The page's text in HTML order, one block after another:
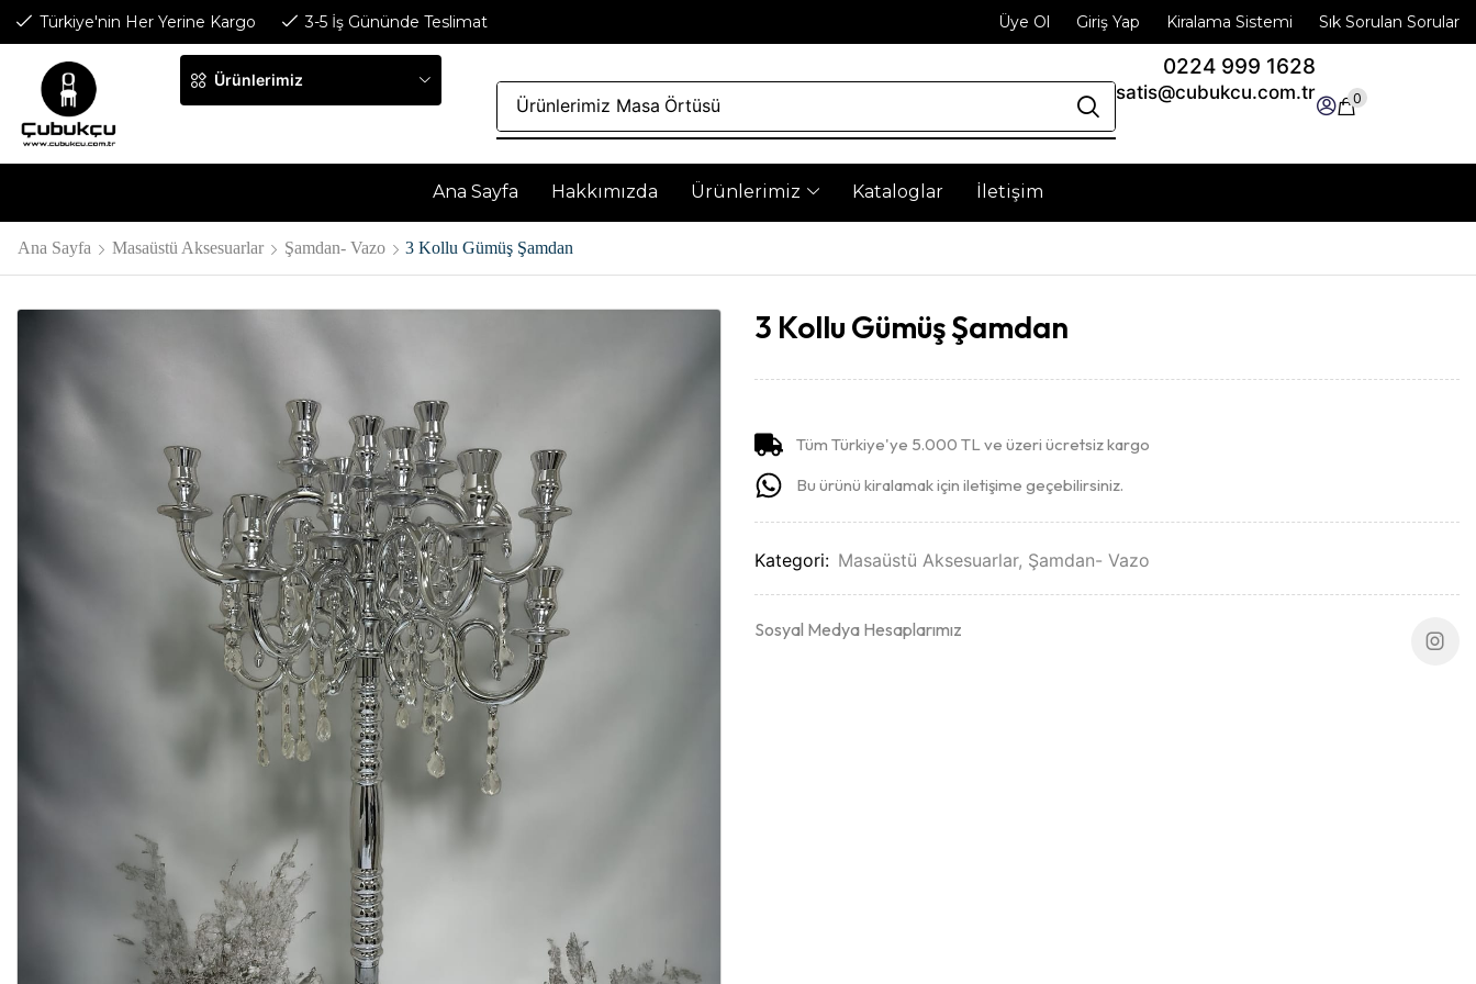
Türkiye'nin Her Yerine Kargo 3-5 İş Gününde Teslimat Üye Ol Giriş Yap Kiralama Sistemi Sık Sorulan Sorular
Ürünlerimiz
Ürünlerimiz Masa Örtüsü
0224 999 1628
satis@cubukcu.com.tr 0
Ana Sayfa Hakkımızda Ürünlerimiz Kataloglar İletişim
Ana Sayfa Masaüstü Aksesuarlar Şamdan- Vazo 3 Kollu Gümüş Şamdan
3 Kollu Gümüş Şamdan
Tüm Türkiye'ye 5.000 TL ve üzeri ücretsiz kargo
Bu ürünü kiralamak için iletişime geçebilirsiniz.
Kategori: Masaüstü Aksesuarlar, Şamdan- Vazo
Sosyal Medya Hesaplarımız